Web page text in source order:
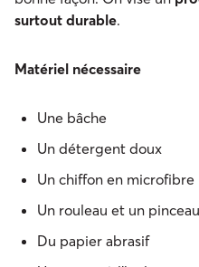
surtout durable.
Matériel nécessaire
Une bâche
Un détergent doux
Un chiffon en microfibre
Un rouleau et un pinceau
Du papier abrasif